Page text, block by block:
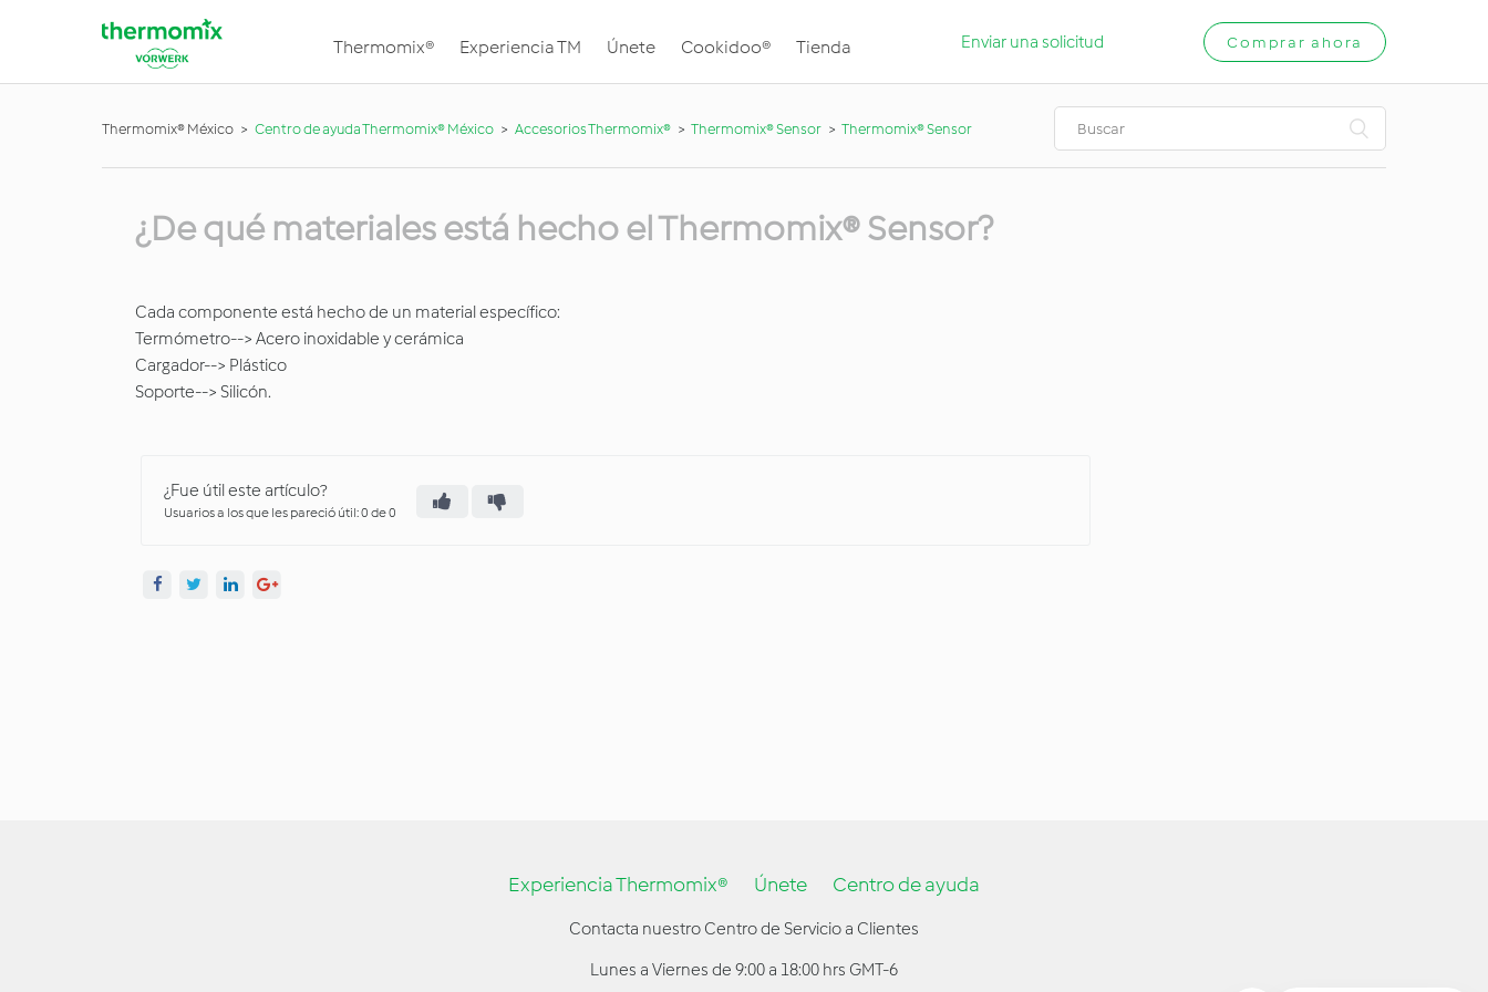
Thermomix® Experiencia TM Únete Cookidoo® Tienda Enviar una solicitud Comprar ahora
Thermomix® México Centro de ayuda Thermomix® México Accesorios Thermomix® Thermomix® Sensor Thermomix® Sensor
¿De qué materiales está hecho el Thermomix® Sensor?
Cada componente está hecho de un material específico:
Termómetro--> Acero inoxidable y cerámica
Cargador--> Plástico
Soporte--> Silicón.
¿Fue útil este artículo?
Usuarios a los que les pareció útil: 0 de 0
Experiencia Thermomix® Únete Centro de ayuda
Contacta nuestro Centro de Servicio a Clientes
Lunes a Viernes de 9:00 a 18:00 hrs GMT-6